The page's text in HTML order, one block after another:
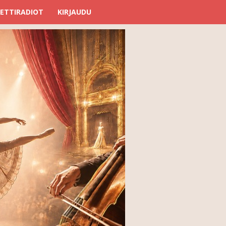
KIRJAUDU